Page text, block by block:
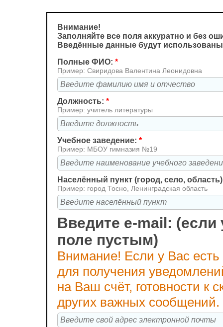
Внимание!
Заполняйте все поля аккуратно и без
Введённые данные будут
Полные ФИО: *
Пример: Свиридова Валентина Леонидовна
Должность: *
Пример: учитель литературы
Учебное заведение: *
Пример: МБОУ гимназия №19
Населённый пункт (город, село,
Пример: город Тосно, Ленинградская область
Введите e-mail: (если
поле пустым)
Внимание! Если у Вас
для получения
на Ваш счёт, готовности к
других важных сообщений.